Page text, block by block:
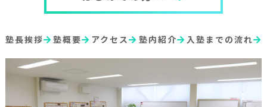
塾長挨拶 塾概要 アクセス 塾内紹介 入塾までの流れ